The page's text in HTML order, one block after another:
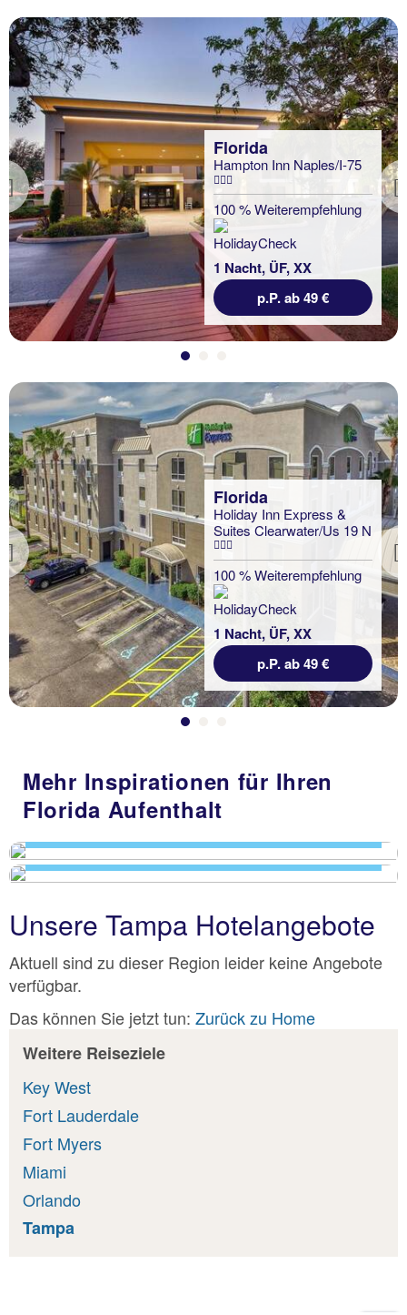
Previous
Florida
Hampton Inn Naples/I-75
100 % Weiterempfehlung
1 Nacht, ÜF, XX
p.P. ab 49 €
Previous
Florida
Holiday Inn Express &
Suites Clearwater/Us 19 N
100 % Weiterempfehlung
1 Nacht, ÜF, XX
p.P. ab 49 €
Mehr Inspirationen für Ihren
Florida Aufenthalt
Florida Rundreisen
BUSRUNDREISEN -
MIETWAGENRUNDREISEN
Florida Urlaub
MACHEN SIE URLAUB MIT TUI
Unsere Tampa Hotelangebote
Aktuell sind zu dieser Region leider keine Angebote
verfügbar.
Das können Sie jetzt tun: Zurück zu Home
Weitere Reiseziele
Key West
Fort Lauderdale
Fort Myers
Miami
Orlando
Tampa